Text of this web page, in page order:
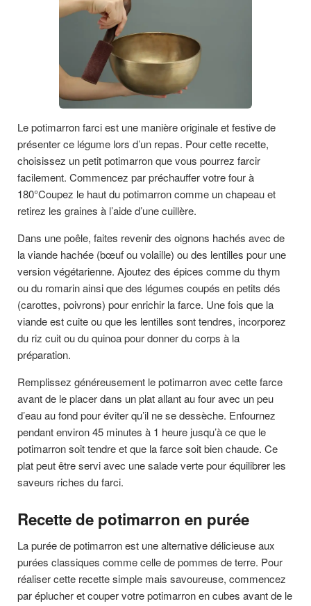
Le potimarron farci est une manière originale et festive de
présenter ce légume lors d’un repas. Pour cette recette,
choisissez un petit potimarron que vous pourrez farcir
facilement. Commencez par préchauffer votre four à
180°Coupez le haut du potimarron comme un chapeau et
retirez les graines à l’aide d’une cuillère.
Dans une poêle, faites revenir des oignons hachés avec de
la viande hachée (bœuf ou volaille) ou des lentilles pour une
version végétarienne. Ajoutez des épices comme du thym
ou du romarin ainsi que des légumes coupés en petits dés
(carottes, poivrons) pour enrichir la farce. Une fois que la
viande est cuite ou que les lentilles sont tendres, incorporez
du riz cuit ou du quinoa pour donner du corps à la
préparation.
Remplissez généreusement le potimarron avec cette farce
avant de le placer dans un plat allant au four avec un peu
d’eau au fond pour éviter qu’il ne se dessèche. Enfournez
pendant environ 45 minutes à 1 heure jusqu’à ce que le
potimarron soit tendre et que la farce soit bien chaude. Ce
plat peut être servi avec une salade verte pour équilibrer les
saveurs riches du farci.
Recette de potimarron en purée
La purée de potimarron est une alternative délicieuse aux
purées classiques comme celle de pommes de terre. Pour
réaliser cette recette simple mais savoureuse, commencez
par éplucher et couper votre potimarron en cubes avant de le